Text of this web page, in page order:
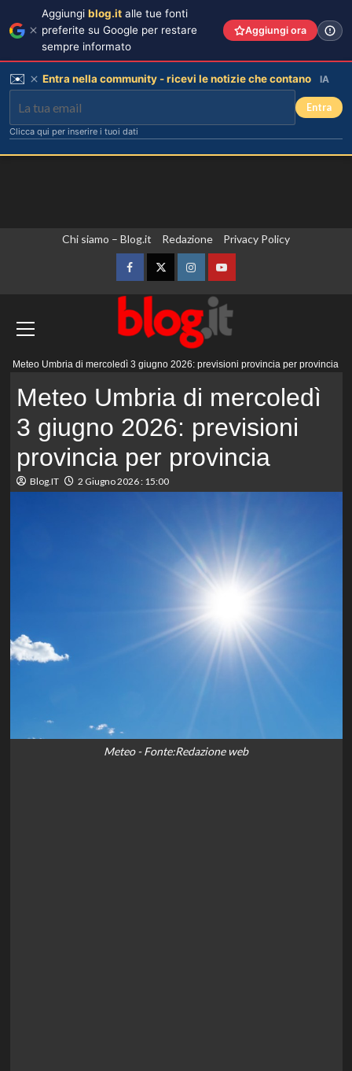
Chi siamo – Blog.it Redazione Privacy Policy
FacebookTwitterInstagramYouTube
Meteo Umbria di mercoledì 3 giugno 2026: previsioni provincia per provincia
Meteo Umbria di mercoledì
3 giugno 2026: previsioni
provincia per provincia
Blog.IT 2 Giugno 2026 : 15:00
Meteo - Fonte:Redazione web
Aggiungi blog.it alle tue fonti
preferite su Google per restare
sempre informato
Aggiungi ora
✉️ Entra nella community - ricevi le notizie che contano IA
Entra
Clicca qui per inserire i tuoi dati